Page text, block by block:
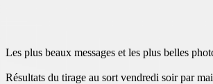
️Les plus beaux messages et les plus belles
Résultats du tirage au sort vendredi soir par